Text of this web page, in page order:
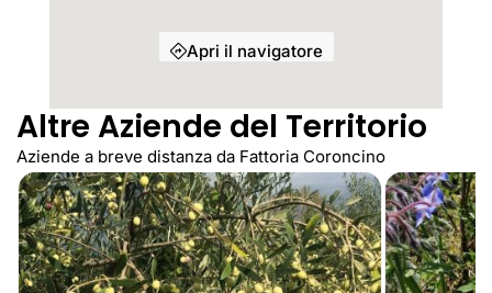
Apri il navigatore
Altre Aziende del Territorio
Aziende a breve distanza da Fattoria Coroncino